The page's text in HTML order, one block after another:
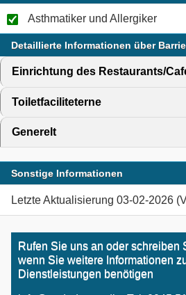
Asthmatiker und Allergiker
Detaillierte Informationen über
Einrichtung des Restaurants/
Toiletfaciliteterne
Generelt
Sonstige Informationen
Letzte Aktualisierung 03-02-2026
Rufen Sie uns an oder schreiben
wenn Sie weitere Informationen
Dienstleistungen benötigen